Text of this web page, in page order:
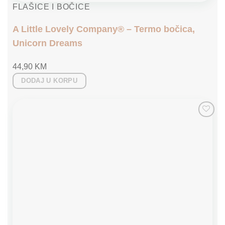
FLAŠICE I BOČICE
A Little Lovely Company® – Termo bočica,
Unicorn Dreams
44,90 KM
DODAJ U KORPU